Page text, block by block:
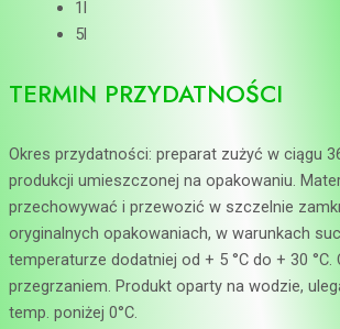
1l
5l
TERMIN PRZYDATNOŚCI
Okres przydatności: preparat zużyć w ciągu
produkcji umieszczonej na opakowaniu.
przechowywać i przewozić w szczelnie
oryginalnych opakowaniach, w warunkach
temperaturze dodatniej od + 5 °C do + 30 °C.
przegrzaniem. Produkt oparty na wodzie,
temp. poniżej 0°C.